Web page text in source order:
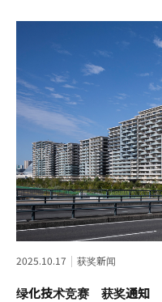
2025.10.17 获奖新闻
绿化技术竞赛 获奖通知